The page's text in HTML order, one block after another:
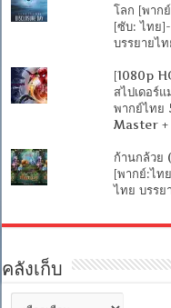
โลก [พาก
[ซับ: ไทย
บรรยายไ
[1080p
สไปเดอร์
พากย์ไทย
Master +
ก้านกล้วย
[พากย์:ไท
ไทย บรรย
คลังเก็บ